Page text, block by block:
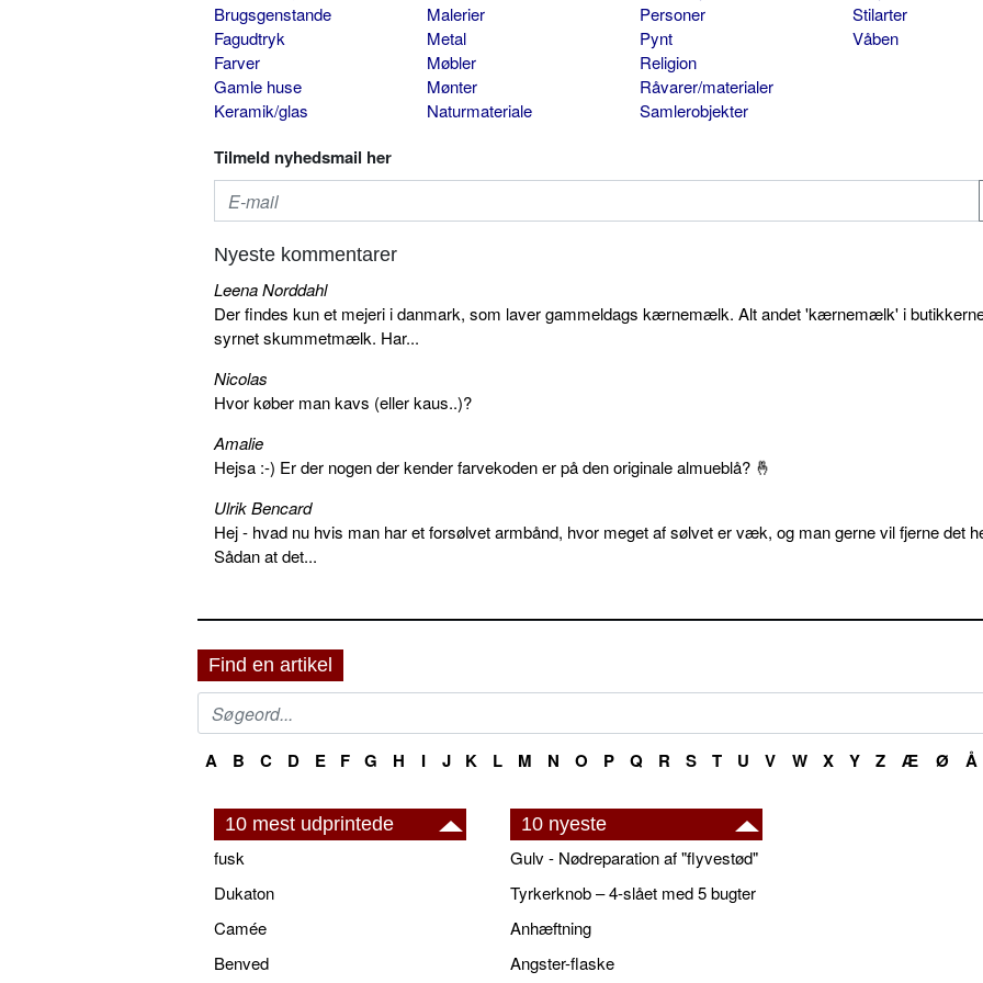
Brugsgenstande
Fagudtryk
Farver
Gamle huse
Keramik/glas
Malerier
Metal
Møbler
Mønter
Naturmateriale
Personer
Pynt
Religion
Råvarer/materialer
Samlerobjekter
Stilarter
Våben
Tilmeld nyhedsmail her
Nyeste kommentarer
Leena Norddahl
Der findes kun et mejeri i danmark, som laver gammeldags kærnemælk. Alt andet 'kærnemælk' i
syrnet skummetmælk. Har...
Nicolas
Hvor køber man kavs (eller kaus..)?
Amalie
Hejsa :-) Er der nogen der kender farvekoden er på den originale almueblå? 🤞
Ulrik Bencard
Hej - hvad nu hvis man har et forsølvet armbånd, hvor meget af sølvet er væk, og man gerne vil fjerne det
Sådan at det...
Find en artikel
A B C D E F G H I J K L M N O P Q R S T U V W X Y Z Æ Ø Å
10 mest udprintede
fusk
Dukaton
Camée
Benved
10 nyeste
Gulv - Nødreparation af "flyvestød"
Tyrkerknob – 4-slået med 5 bugter
Anhæftning
Angster-flaske